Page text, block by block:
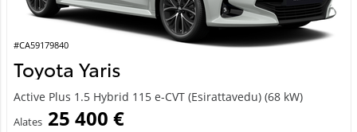
#CA59179840
Toyota Yaris
Active Plus 1.5 Hybrid 115 e-CVT (Esirattavedu) (68 kW)
Alates 25 400 €